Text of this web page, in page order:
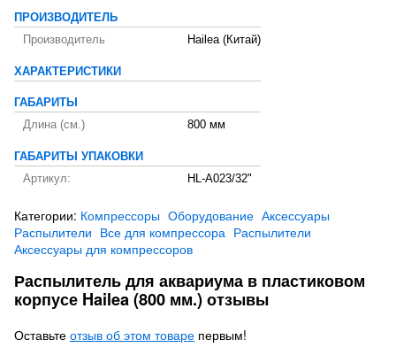
ПРОИЗВОДИТЕЛЬ
Производитель
Hailea (Китай)
ХАРАКТЕРИСТИКИ
ГАБАРИТЫ
Длина (см.)
800 мм
ГАБАРИТЫ УПАКОВКИ
Артикул:
HL-A023/32"
Категории: Компрессоры Оборудование Аксессуары
Распылители Все для компрессора Распылители
Аксессуары для компрессоров
Распылитель для аквариума в пластиковом
корпусе Hailea (800 мм.) отзывы
Оставьте отзыв об этом товаре первым!